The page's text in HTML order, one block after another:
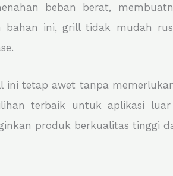
beban berat,
ini, grill tidak mudah
ini tetap awet tanpa
terbaik untuk aplikasi
produk berkualitas tinggi